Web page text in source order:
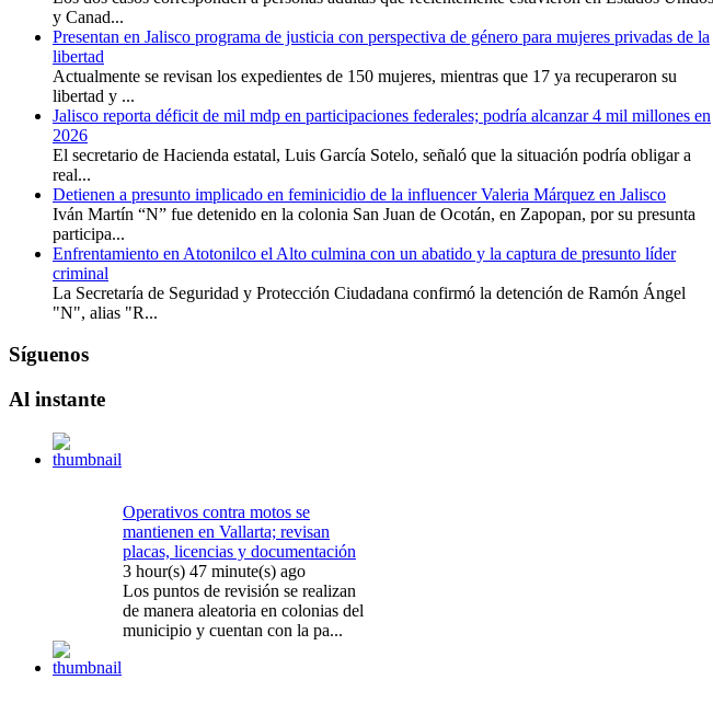
y Canad...
Presentan en Jalisco programa de justicia con perspectiva de género para mujeres privadas de la
libertad
Actualmente se revisan los expedientes de 150 mujeres, mientras que 17 ya recuperaron su
libertad y ...
Jalisco reporta déficit de mil mdp en participaciones federales; podría alcanzar 4 mil millones en
2026
El secretario de Hacienda estatal, Luis García Sotelo, señaló que la situación podría obligar a
real...
Detienen a presunto implicado en feminicidio de la influencer Valeria Márquez en Jalisco
Iván Martín “N” fue detenido en la colonia San Juan de Ocotán, en Zapopan, por su presunta
participa...
Enfrentamiento en Atotonilco el Alto culmina con un abatido y la captura de presunto líder
criminal
La Secretaría de Seguridad y Protección Ciudadana confirmó la detención de Ramón Ángel
"N", alias "R...
Síguenos
Al instante
Operativos contra motos se
mantienen en Vallarta; revisan
placas, licencias y documentación
3 hour(s) 47 minute(s) ago
Los puntos de revisión se realizan
de manera aleatoria en colonias del
municipio y cuentan con la pa...